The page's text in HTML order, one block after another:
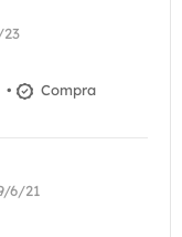
•
Compra
6/21